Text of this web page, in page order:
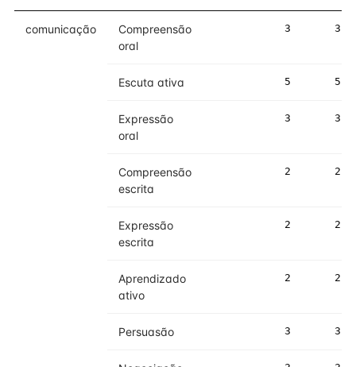
comunicação
Compreensão
oral
3 3
Escuta ativa 5 5
Expressão
oral
3 3
Compreensão
escrita
2 2
Expressão
escrita
2 2
Aprendizado
ativo
2 2
Persuasão 3 3